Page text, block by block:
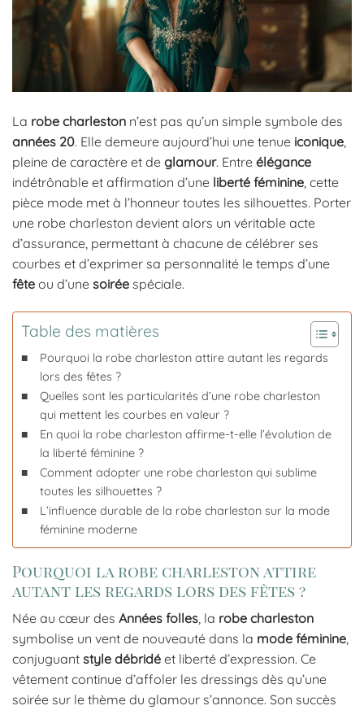
La robe charleston n’est pas qu’un simple symbole des
années 20. Elle demeure aujourd’hui une tenue iconique,
pleine de caractère et de glamour. Entre élégance
indétrônable et affirmation d’une liberté féminine, cette
pièce mode met à l’honneur toutes les silhouettes. Porter
une robe charleston devient alors un véritable acte
d’assurance, permettant à chacune de célébrer ses
courbes et d’exprimer sa personnalité le temps d’une
fête ou d’une soirée spéciale.
Table des matières
Pourquoi la robe charleston attire autant les regards
lors des fêtes ?
Quelles sont les particularités d’une robe charleston
qui mettent les courbes en valeur ?
En quoi la robe charleston affirme-t-elle l’évolution de
la liberté féminine ?
Comment adopter une robe charleston qui sublime
toutes les silhouettes ?
L’influence durable de la robe charleston sur la mode
féminine moderne
Pourquoi la robe charleston attire
autant les regards lors des fêtes ?
Née au cœur des Années folles , la robe charleston
symbolise un vent de nouveauté dans la mode féminine
conjuguant style débridé et liberté d’expression. Ce
vêtement continue d’affoler les dressings dès qu’une
soirée sur le thème du glamour s’annonce. Son succès